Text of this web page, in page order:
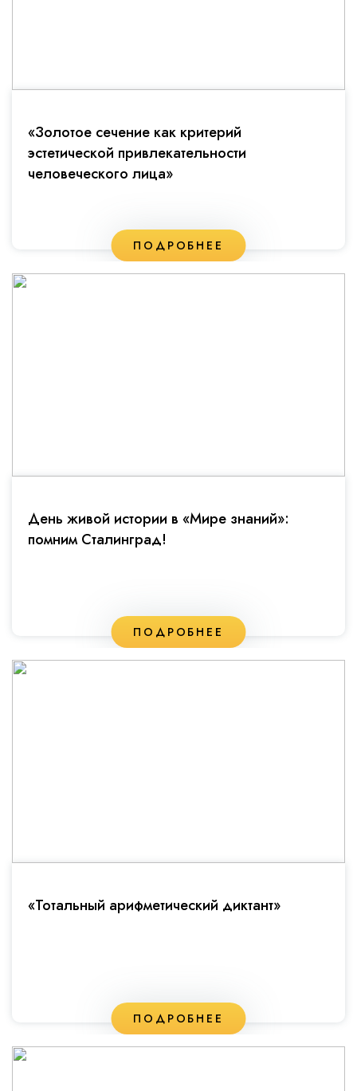
«Золотое сечение как критерий
эстетической привлекательности
человеческого лица»
ПОДРОБНЕЕ
День живой истории в «Мире знаний»:
помним Сталинград!
ПОДРОБНЕЕ
«Тотальный арифметический диктант»
ПОДРОБНЕЕ